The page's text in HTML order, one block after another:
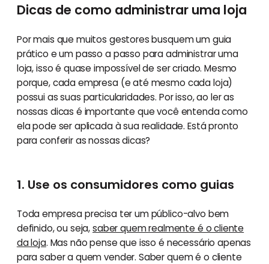
Dicas de como administrar uma loja
Por mais que muitos gestores busquem um guia
prático e um passo a passo para administrar uma
loja, isso é quase impossível de ser criado. Mesmo
porque, cada empresa (e até mesmo cada loja)
possui as suas particularidades. Por isso, ao ler as
nossas dicas é importante que você entenda como
ela pode ser aplicada à sua realidade. Está pronto
para conferir as nossas dicas?
1. Use os consumidores como guias
Toda empresa precisa ter um público-alvo bem
definido, ou seja,saber quem realmente é o cliente
da loja. Mas não pense que isso é necessário apenas
para saber a quem vender. Saber quem é o cliente